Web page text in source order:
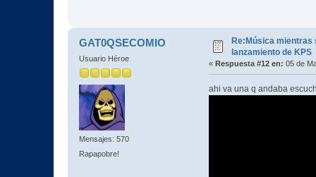
GAT0QSECOMIO
Usuario Héroe
Mensajes: 570
Rapapobre!
Re:Música mientras
lanzamiento de KPS
« Respuesta #12 en: 05 de
ahi va una q andaba